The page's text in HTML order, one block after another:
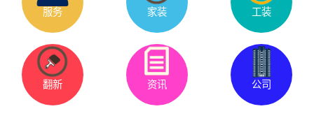
服务 家装 工装
翻新 资讯 公司